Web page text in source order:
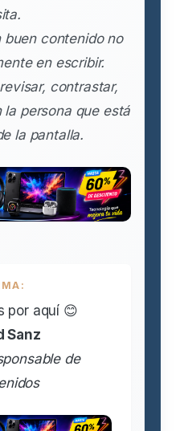
buen contenido no
en escribir.
contrastar,
la persona que está
la pantalla.
por aquí 😊
Sanz
de